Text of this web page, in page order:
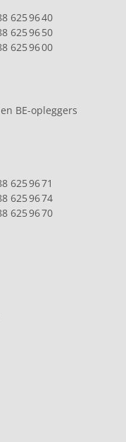
625 96 40
625 96 50
625 96 00
BE-opleggers
625 96 71
625 96 74
625 96 70